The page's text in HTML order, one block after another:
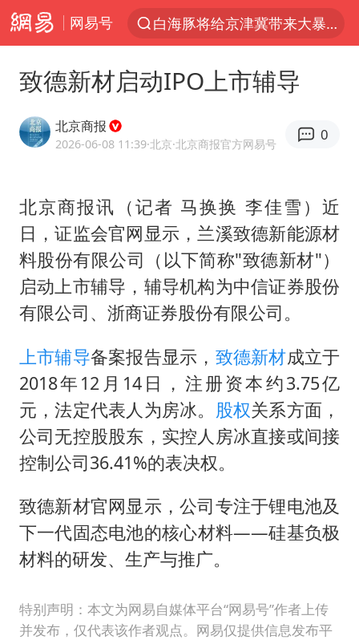
网易号
白海豚将给京津冀带来大暴雨
杭州机场已取消航班388架次
《披荆斩棘2026》阵容官宣
上海有出现龙卷潜势
国足U17与阿森纳决赛取消 并列冠军
《龙餐馆》 冲奖
上门女婿出轨女邻居多年被判重婚罪
女子发现前夫婚内与第三者育子
以军士兵把枪口对准中国记者
笔试第一被劝弃考涉事副校长被撤职
构建更高水平的全民健身公共服务体系
挡“张雪机车”民进党当局怕什么
灌溉水坝被隔成鱼塘 村民投诉20余年
致德新材启动IPO上市辅导
北京商报
2026-06-08 11:39·北京·北京商报官方网易号
0
北京商报讯（记者 马换换 李佳雪）近
日，证监会官网显示，兰溪致德新能源材
料股份有限公司（以下简称"致德新材"）
启动上市辅导，辅导机构为中信证券股份
有限公司、浙商证券股份有限公司。
上市辅导备案报告显示， 致德新材成立于
2018年12月14日，注册资本约3.75亿
元，法定代表人为房冰。 股权关系方面，
公司无控股股东，实控人房冰直接或间接
控制公司36.41%的表决权。
致德新材官网显示，公司专注于锂电池及
下一代固态电池的核心材料——硅基负极
材料的研发、生产与推广。
特别声明：本文为网易自媒体平台“网易号”作者上传
并发布，仅代表该作者观点。网易仅提供信息发布平